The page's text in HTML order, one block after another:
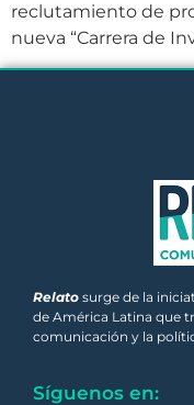
reclutamiento de
nueva “Carrera de
Relato surge de la
de América Latina que
comunicación y la
Síguenos en: